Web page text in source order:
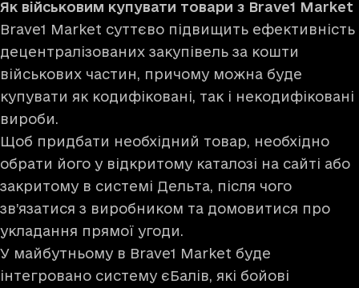
Як військовим купувати товари з Brave1 Market
Brave1 Market суттєво підвищить ефективність
децентралізованих закупівель за кошти
військових частин, причому можна буде
купувати як кодифіковані, так і некодифіковані
вироби.
Щоб придбати необхідний товар, необхідно
обрати його у відкритому каталозі на сайті або
закритому в системі Дельта, після чого
зв’язатися з виробником та домовитися про
укладання прямої угоди.
У майбутньому в Brave1 Market буде
інтегровано систему єБалів, які бойові